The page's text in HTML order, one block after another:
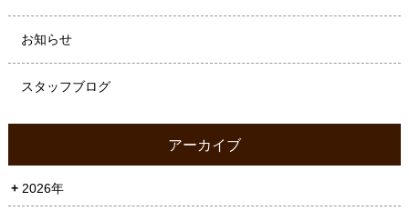
お知らせ
スタッフブログ
アーカイブ
2026年